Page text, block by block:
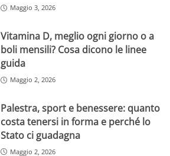
Maggio 3, 2026
Vitamina D, meglio ogni giorno o a
boli mensili? Cosa dicono le linee
guida
Maggio 2, 2026
Palestra, sport e benessere: quanto
costa tenersi in forma e perché lo
Stato ci guadagna
Maggio 2, 2026